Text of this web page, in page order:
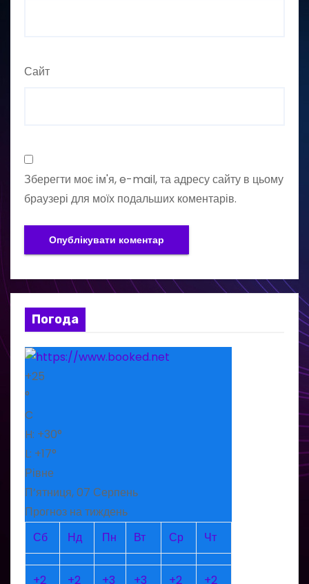
Сайт
Зберегти моє ім'я, e-mail, та адресу сайту в цьому
браузері для моїх подальших коментарів.
Погода
+25
°
C
H: +30°
L: +17°
Рівне
П’ятниця, 07 Серпень
Прогноз на тиждень
Сб
Нд Пн Вт Ср Чт
+2 +2 +3 +3 +2 +2